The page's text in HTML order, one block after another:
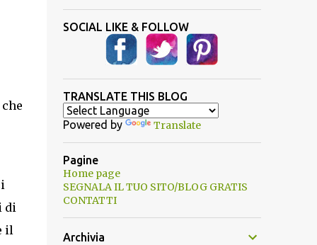
di
il
SOCIAL LIKE & FOLLOW
TRANSLATE THIS BLOG
Powered by Translate
Pagine
Home page
SEGNALA IL TUO SITO/BLOG GRATIS
CONTATTI
Archivia